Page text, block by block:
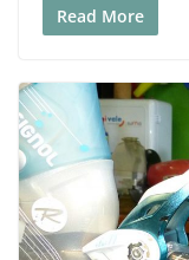
Read More